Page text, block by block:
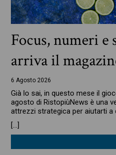
Focus, numeri e
arriva il
6 Agosto 2026
Già lo sai, in questo mese il
agosto di RistopiùNews è una
attrezzi strategica per aiutarti
[…]